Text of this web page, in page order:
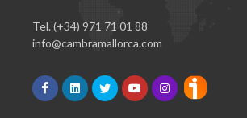
Tel. (+34) 971 71 01 88
info@cambramallorca.com